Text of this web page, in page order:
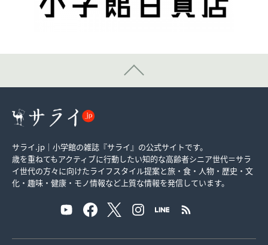
サライ.jp｜小学館の雑誌『サライ』の公式サイトです。
歳を重ねてもアクティブに行動したい知的な高齢者シニア世代＝サラ
イ世代の方々に向けたライフスタイル提案と旅・食・人物・歴史・文
化・趣味・健康・モノ情報など上質な情報を発信しています。